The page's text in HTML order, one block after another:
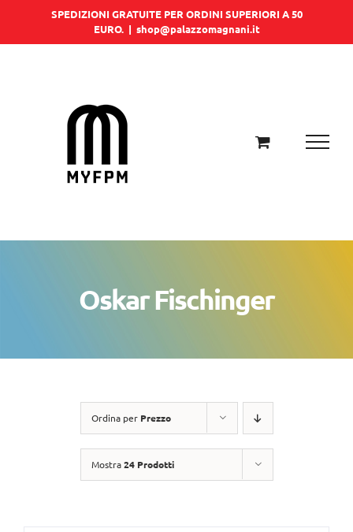
SPEDIZIONI GRATUITE PER ORDINI SUPERIORI A 50
EURO. | shop@palazzomagnani.it
Oskar Fischinger
Ordina per Prezzo
Mostra24 Prodotti